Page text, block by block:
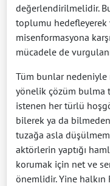
değerlendirilmelidir.
toplumu hedefleyerek
misenformasyona
mücadele de
Tüm bunlar nedeniyle
yönelik çözüm bulma
istenen her türlü
bilerek ya da
tuzağa asla
aktörlerin yaptığı
korumak için net ve
önemlidir. Yine halkın